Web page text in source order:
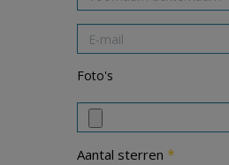
Foto's
Aantal sterren *